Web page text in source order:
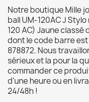
Notre boutique Mille
ball UM-120AC J
120 AC) Jaune
dont le code barre
878872. Nous
sérieux et la pour la
commander ce
d'une heure ou en
24/48h !